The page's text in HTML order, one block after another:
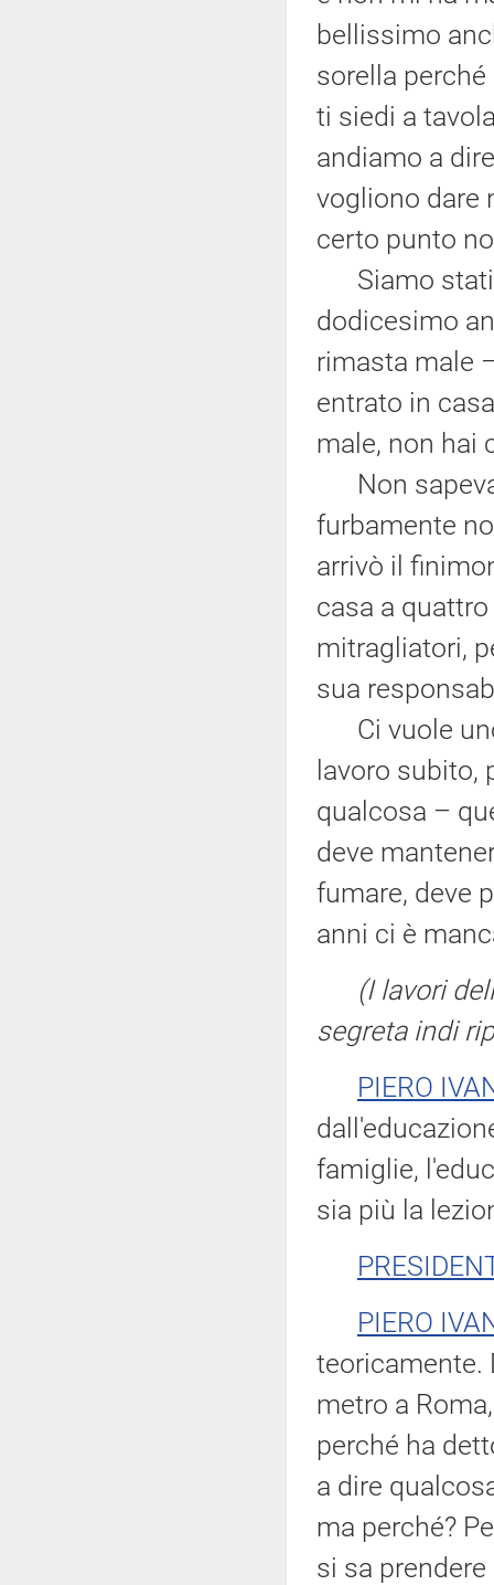
bellissimo
sorella
ti siedi a
andiamo a
vogliono dare
certo punto
Siamo stati
dodicesimo
rimasta male
entrato in
male, non hai
Non sapeva
furbamente
arrivò il
casa a
mitragliatori,
sua
Ci vuole
lavoro subito,
qualcosa –
deve
fumare, deve
anni ci è
(I lavori
segreta indi
PIERO
famiglie,
sia più la
PIERO
teoricamente.
metro a
perché ha
a dire
ma perché?
si sa